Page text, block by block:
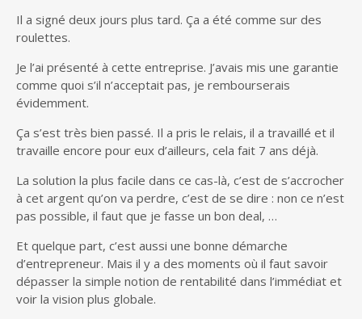
Il a signé deux jours plus tard. Ça a été comme sur des
roulettes.
Je l’ai présenté à cette entreprise. J’avais mis une garantie
comme quoi s’il n’acceptait pas, je rembourserais
évidemment.
Ça s’est très bien passé. Il a pris le relais, il a travaillé et il
travaille encore pour eux d’ailleurs, cela fait 7 ans déjà.
La solution la plus facile dans ce cas-là, c’est de s’accrocher
à cet argent qu’on va perdre, c’est de se dire : non ce n’est
pas possible, il faut que je fasse un bon deal, …
Et quelque part, c’est aussi une bonne démarche
d’entrepreneur. Mais il y a des moments où il faut savoir
dépasser la simple notion de rentabilité dans l’immédiat et
voir la vision plus globale.